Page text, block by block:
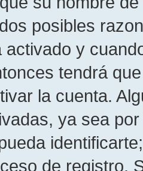
posibles
activado y
tendrá
la cuenta.
ya sea
de registro.